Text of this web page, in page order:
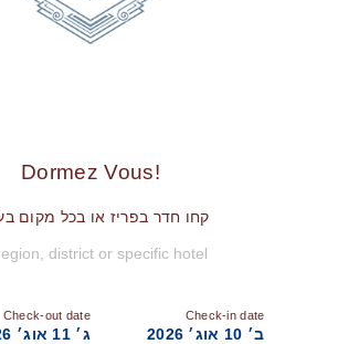
!Dormez Vous
קחו חדר בפריז או בכל מקום
Check-in date
ב׳ 10 אוג׳ 2026
Check-out date
ג׳ 11 אוג׳ 2026